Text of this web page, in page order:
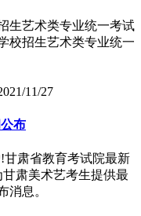
生艺术类专业统一考试
校招生艺术类专业统一
11/27
布
甘肃省教育考试院最新
肃美术艺考生提供最
消息。